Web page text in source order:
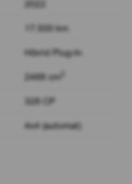
2022
17.500 km
Hibrid Plug-In
2488 cm
328 CP
4x4 (automat)